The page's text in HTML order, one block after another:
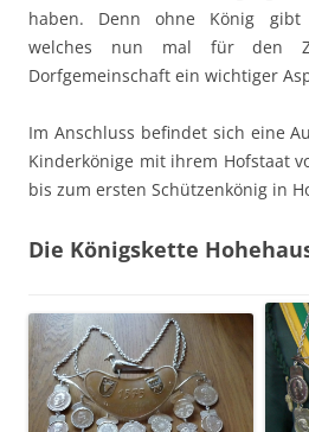
haben. Denn ohne König gibt
welches nun mal für den
Dorfgemeinschaft ein wichtiger
Im Anschluss befindet sich eine
Kinderkönige mit ihrem Hofstaat
bis zum ersten Schützenkönig in
Die Königskette